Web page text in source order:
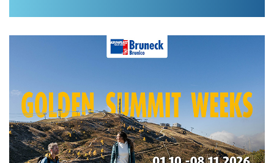
Im Tourenarchiv suchen
Region: